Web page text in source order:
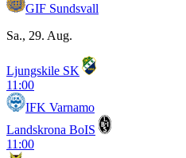
GIF Sundsvall
Sa., 29. Aug.
Ljungskile SK
11:00
IFK Varnamo
Landskrona BoIS
11:00